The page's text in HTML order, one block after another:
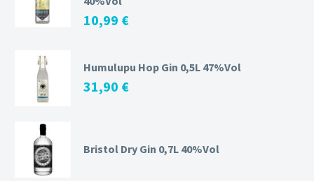
10,99 €
Humulupu Hop Gin 0,5L 47%Vol
31,90 €
Bristol Dry Gin 0,7L 40%Vol